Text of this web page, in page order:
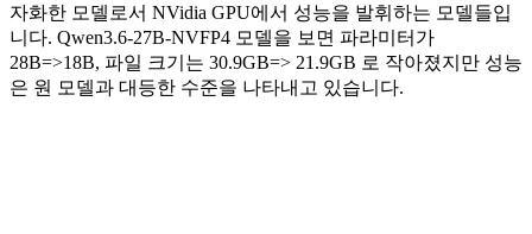
자화한 모델로서 NVidia GPU에서 성능을 발휘하는 모델들입
니다. Qwen3.6-27B-NVFP4 모델을 보면 파라미터가
28B=>18B, 파일 크기는 30.9GB=> 21.9GB 로 작아졌지만 성능
은 원 모델과 대등한 수준을 나타내고 있습니다.